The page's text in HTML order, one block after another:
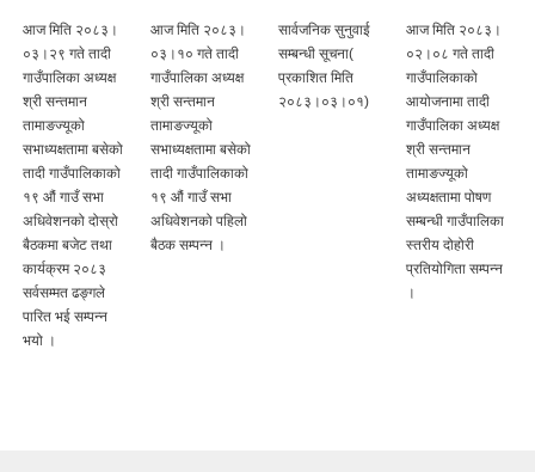
आज मिति २०८३।
०३।२९ गते तादी
गाउँपालिका अध्यक्ष
श्री सन्तमान
तामाङज्यूको
सभाध्यक्षतामा बसेको
तादी गाउँपालिकाको
१९ औं गाउँ सभा
अधिवेशनको दोस्रो
बैठकमा बजेट तथा
कार्यक्रम २०८३
सर्वसम्मत ढङ्गले
पारित भई सम्पन्न
भयो ।
आज मिति २०८३।
०३।१० गते तादी
गाउँपालिका अध्यक्ष
श्री सन्तमान
तामाङज्यूको
सभाध्यक्षतामा बसेको
तादी गाउँपालिकाको
१९ औं गाउँ सभा
अधिवेशनको पहिलो
बैठक सम्पन्न ।
सार्वजनिक सुनुवाई
सम्बन्धी सूचना(
प्रकाशित मिति
२०८३।०३।०१)
आज मिति २०८३।
०२।०८ गते तादी
गाउँपालिकाको
आयोजनामा तादी
गाउँपालिका अध्यक्ष
श्री सन्तमान
तामाङज्यूको
अध्यक्षतामा पोषण
सम्बन्धी गाउँपालिका
स्तरीय दोहोरी
प्रतियोगिता सम्पन्न
।